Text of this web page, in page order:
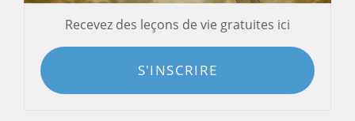
Recevez des leçons de vie gratuites ici
S'INSCRIRE